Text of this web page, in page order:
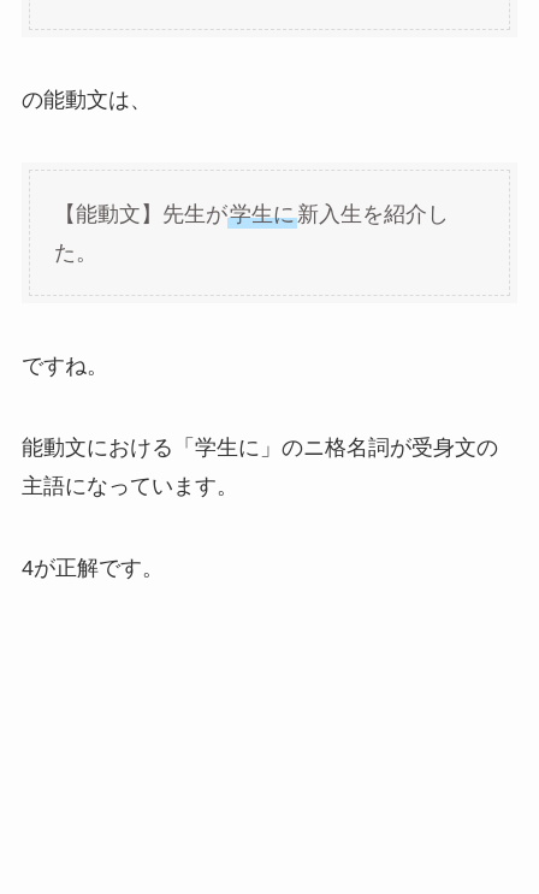
の能動文は、
【能動文】先生が学生に新入生を紹介し
た。
ですね。
能動文における「学生に」のニ格名詞が受身文の
主語になっています。
4が正解です。